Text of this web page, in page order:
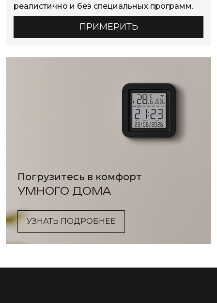
реалистично и без специальных программ.
ПРИМЕРИТЬ
Погрузитесь в комфорт
УМНОГО ДОМА
УЗНАТЬ ПОДРОБНЕЕ